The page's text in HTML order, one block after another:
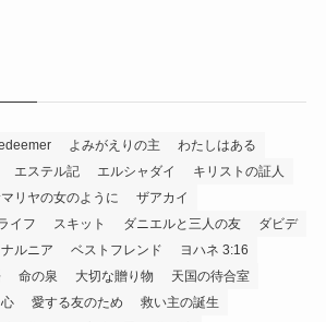
よみがえりの主
わたしはある
エステル記 エルシャダイ
キリストの証人
リヤの女のように
ザアカイ
イフ
スキット ダニエルと三人の友
ダビデ
ナルニア ベストフレンド
ヨハネ 3:16
命の泉 大切な贈り物
天国の待合室
心 愛する友のため
救い主の誕生